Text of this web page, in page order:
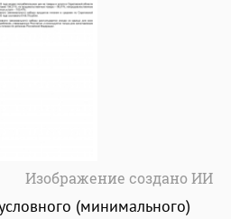
Изображение создано ИИ
(минимального)